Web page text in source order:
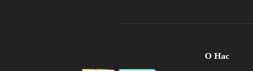
О Нас